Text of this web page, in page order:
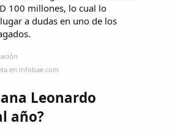
100 millones, lo cual lo
a dudas en uno de los
en infobae.com
Leonardo
año?